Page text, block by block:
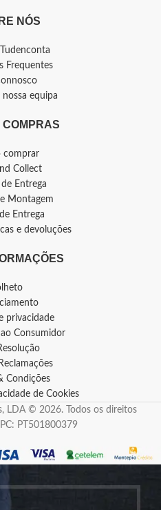
NÓS
Frequentes
equipa
COMPRAS
comprar
Collect
Entrega
Montagem
Entrega
e devoluções
privacidade
Consumidor
Condições
de Cookies
LDA © 2026. Todos os direitos
PT501800379